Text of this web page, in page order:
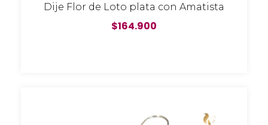
Dije Flor de Loto plata con Amatista
$164.900